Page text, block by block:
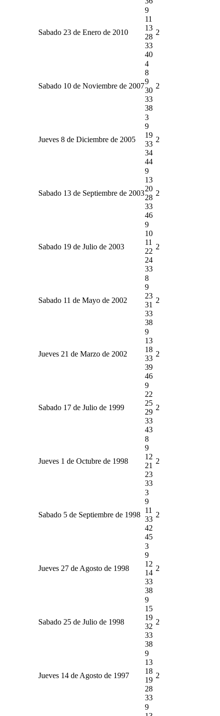
Sabado 23 de Enero de 2010
9
11
13
28
33
40
2
Sabado 10 de Noviembre de 2007
4
8
9
30
33
38
2
Jueves 8 de Diciembre de 2005
3
9
19
33
34
44
2
Sabado 13 de Septiembre de 2003
9
13
20
28
33
46
2
Sabado 19 de Julio de 2003
9
10
11
22
24
33
2
Sabado 11 de Mayo de 2002
8
9
23
31
33
38
2
Jueves 21 de Marzo de 2002
9
13
18
33
39
46
2
Sabado 17 de Julio de 1999
9
22
25
29
33
43
2
Jueves 1 de Octubre de 1998
8
9
12
21
23
33
2
Sabado 5 de Septiembre de 1998
3
9
11
33
42
45
2
Jueves 27 de Agosto de 1998
3
9
12
14
33
38
2
Sabado 25 de Julio de 1998
9
15
19
32
33
38
2
Jueves 14 de Agosto de 1997
9
13
18
19
28
33
2
9